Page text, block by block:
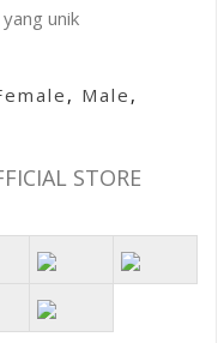
unik
, Male ,
STORE